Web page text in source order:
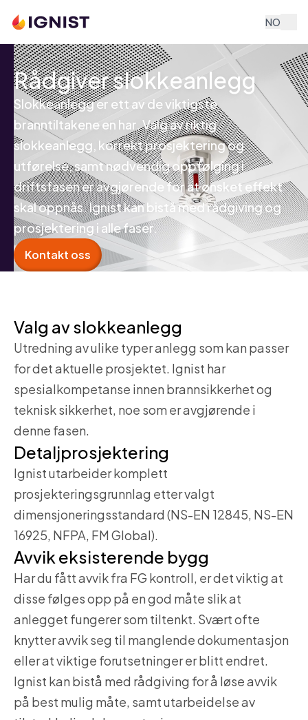
NO
Rådgiver slokkeanlegg
Slokkeanlegg er ett av de viktigste
branntiltakene en har. Valg av riktig
slokkeanlegg, korrekt prosjektering og
utførelse, samt nødvendig oppfølging i
driftsfasen er avgjørende for at ønsket effekt
skal oppnås. Ignist kan bistå med rådgiving og
prosjektering i alle faser.
Kontakt oss
Valg av slokkeanlegg
Utredning av ulike typer anlegg som kan passer
for det aktuelle prosjektet. Ignist har
spesialkompetanse innen brannsikkerhet og
teknisk sikkerhet, noe som er avgjørende i
denne fasen.
Detaljprosjektering
Ignist utarbeider komplett
prosjekteringsgrunnlag etter valgt
dimensjoneringsstandard (NS-EN 12845, NS-EN
16925, NFPA, FM Global).
Avvik eksisterende bygg
Har du fått avvik fra FG kontroll, er det viktig at
disse følges opp på en god måte slik at
anlegget fungerer som tiltenkt. Svært ofte
knytter avvik seg til manglende dokumentasjon
eller at viktige forutsetninger er blitt endret.
Ignist kan bistå med rådgiving for å løse avvik
på best mulig måte, samt utarbeidelse av